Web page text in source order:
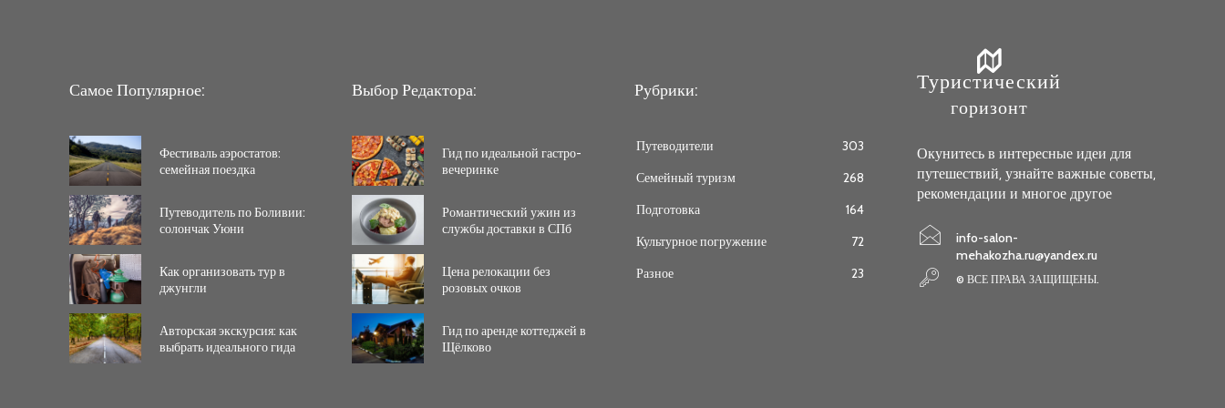
Самое Популярное:
Фестиваль аэростатов:
семейная поездка
Путеводитель по Боливии:
солончак Уюни
Как организовать тур в
джунгли
Авторская экскурсия: как
выбрать идеального гида
Выбор Редактора:
Гид по идеальной гастро-
вечеринке
Романтический ужин из
службы доставки в СПб
Цена релокации без
розовых очков
Гид по аренде коттеджей в
Щёлково
Рубрики:
Путеводители
303
Семейный туризм
268
Подготовка
164
Культурное погружение
72
Разное
23
Туристический
горизонт
Окунитесь в интересные идеи для
путешествий, узнайте важные советы,
рекомендации и многое другое
info-salon-
mehakozha.ru@yandex.ru
© ВСЕ ПРАВА ЗАЩИЩЕНЫ.